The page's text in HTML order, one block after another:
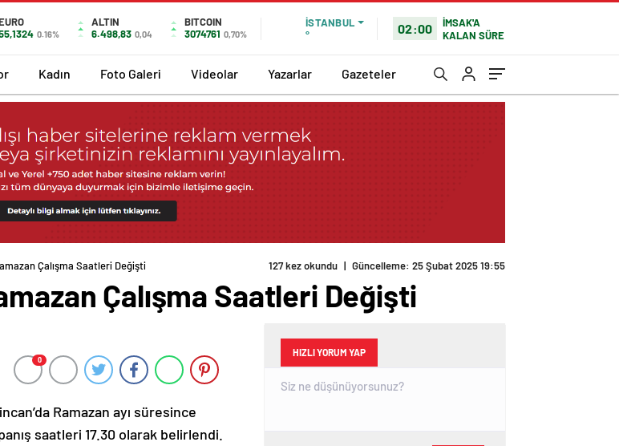
0.16%
ALTIN
6.498,83 0,04
BITCOIN
3074761 0,70%
İSTANBUL
°
02:00
İMSAK'A
KALAN SÜRE
Kadın Foto Galeri Videolar Yazarlar Gazeteler
Çalışma Saatleri Değişti 127 kez okundu | Güncelleme: 25 Şubat 2025 19:55
Çalışma Saatleri Değişti
0
Ramazan ayı süresince
saatleri 17.30 olarak belirlendi.
HIZLI YORUM YAP